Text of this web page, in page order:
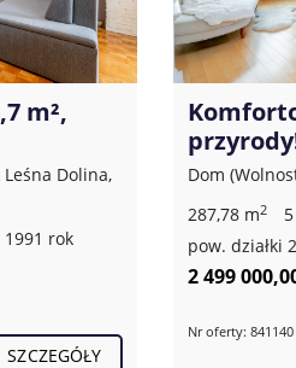
m²,
Dolina,
1991 rok
SZCZEGÓŁY
Dom
287,78 m2
pow. działki
2 499
Nr oferty: 841140